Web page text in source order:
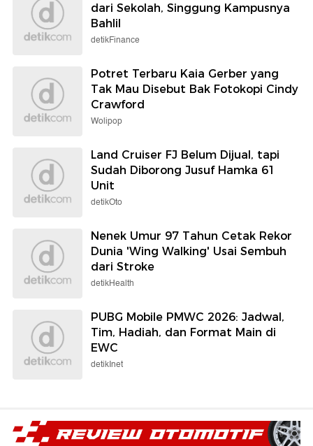
dari Sekolah, Singgung Kampusnya
Bahlil
detikFinance
Potret Terbaru Kaia Gerber yang
Tak Mau Disebut Bak Fotokopi Cindy
Crawford
Wolipop
Land Cruiser FJ Belum Dijual, tapi
Sudah Diborong Jusuf Hamka 61
Unit
detikOto
Nenek Umur 97 Tahun Cetak Rekor
Dunia 'Wing Walking' Usai Sembuh
dari Stroke
detikHealth
PUBG Mobile PMWC 2026: Jadwal,
Tim, Hadiah, dan Format Main di
EWC
detikInet